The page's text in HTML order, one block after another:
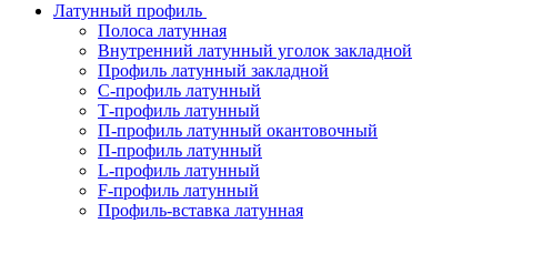
Латунный профиль
Полоса латунная
Внутренний латунный уголок закладной
Профиль латунный закладной
С-профиль латунный
Т-профиль латунный
П-профиль латунный окантовочный
П-профиль латунный
L-профиль латунный
F-профиль латунный
Профиль-вставка латунная